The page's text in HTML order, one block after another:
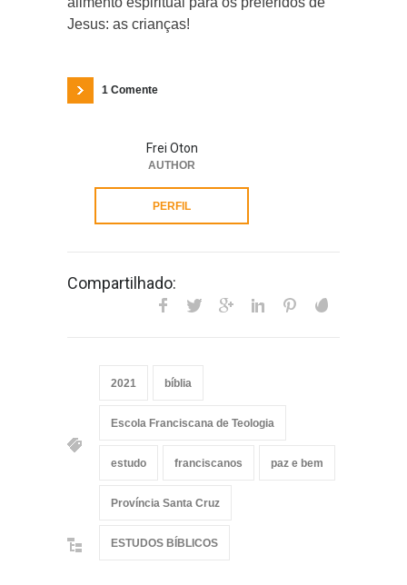
Jesus: as crianças!
1 Comente
Frei Oton
AUTHOR
PERFIL
Compartilhado:
2021 bíblia
Escola Franciscana de Teologia
estudo franciscanos paz e bem
Província Santa Cruz
ESTUDOS BÍBLICOS